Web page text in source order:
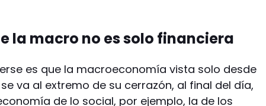
la macro no es solo financiera
es que la macroeconomía vista solo desde
va al extremo de su cerrazón, al final del día,
de lo social, por ejemplo, la de los